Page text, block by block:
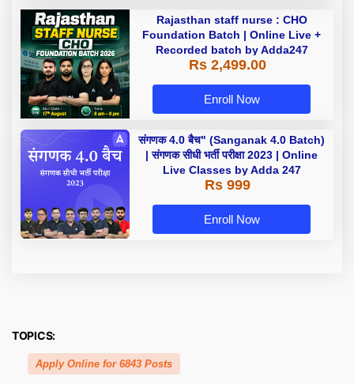
Rajasthan staff nurse : CHO
Foundation Batch | Online Live +
Recorded batch by Adda247
Rs 2,499.00
Enroll Now
संगणक 4.0 बैच" (Sanganak 4.0 Batch)
| संगणक सीधी भर्ती परीक्षा 2023 | Online
Live Classes by Adda 247
Rs 999
Enroll Now
TOPICS:
Apply Online for 6843 Posts